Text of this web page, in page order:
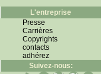
L'entreprise
Presse
Carrières
Copyrights
contacts
adhérez
Suivez-nous: